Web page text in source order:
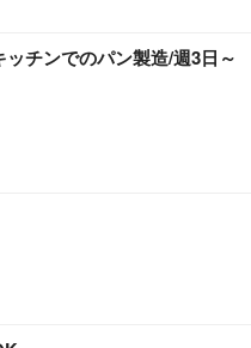
チンでのパン製造/週3日～